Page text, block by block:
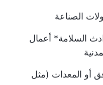
الصناعة
السلامة* أعمال
أو المعدات (مثل